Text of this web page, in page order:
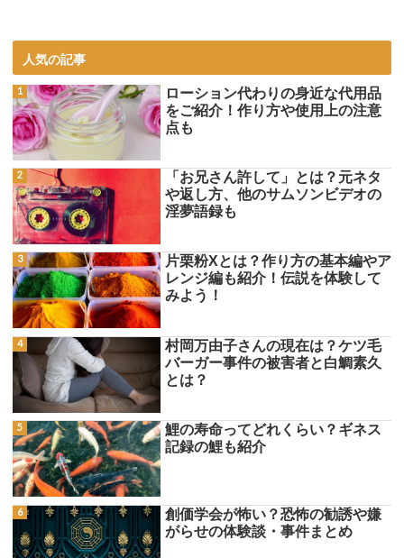
人気の記事
ローション代わりの身近な代用品
をご紹介！作り方や使用上の注意
点も
「お兄さん許して」とは？元ネタ
や返し方、他のサムソンビデオの
淫夢語録も
片栗粉Xとは？作り方の基本編やア
レンジ編も紹介！伝説を体験して
みよう！
村岡万由子さんの現在は？ケツ毛
バーガー事件の被害者と白鯛素久
とは？
鯉の寿命ってどれくらい？ギネス
記録の鯉も紹介
創価学会が怖い？恐怖の勧誘や嫌
がらせの体験談・事件まとめ